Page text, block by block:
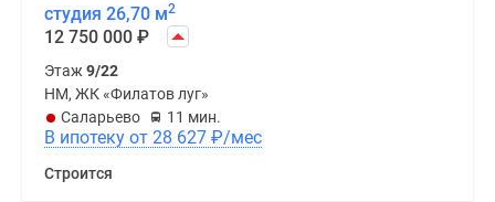
студия 26,70 м2
12 750 000 ₽
Этаж9/22
НМ, ЖК «Филатов луг»
Саларьево
11 мин.
В ипотеку от 28 627 ₽/мес
Строится